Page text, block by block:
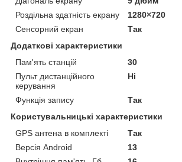
Роздільна здатність екрану
1280×720
Сенсорний екран
Так
Додаткові характеристики
Пам'ять станцій
30
Пульт дистанційного
керування
Ні
Функція запису
Так
Користувальницькі характеристики
GPS антена в комплекті
Так
Версія Android
13